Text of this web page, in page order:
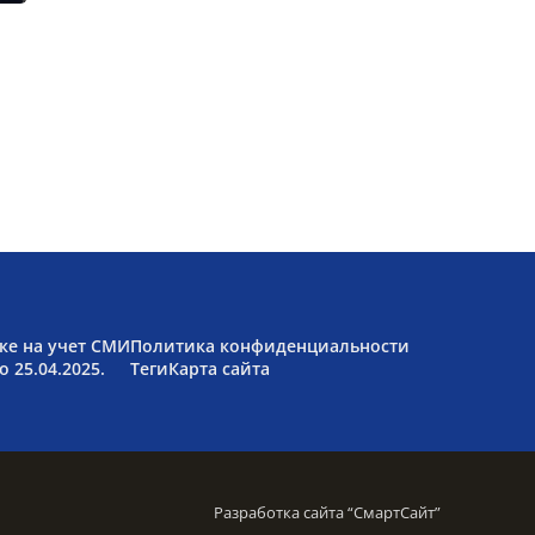
на учет СМИ
25.04.2025.
Политика конфиденциальности
ТегиКарта сайта
Разработка сайта “СмартСайт”